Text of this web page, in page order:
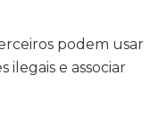
podem usar
ilegais e associar